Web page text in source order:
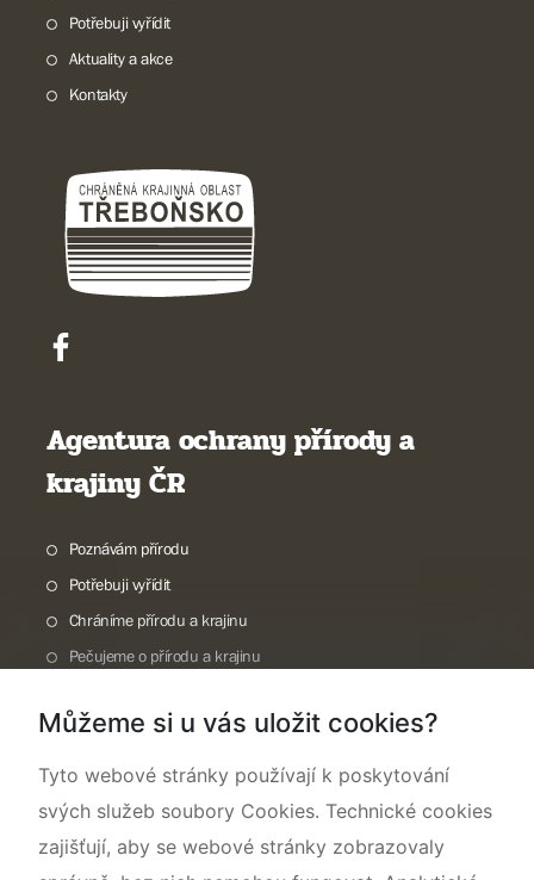
Potřebuji vyřídit
Aktuality a akce
Kontakty
Agentura ochrany přírody a
krajiny ČR
Poznávám přírodu
Potřebuji vyřídit
Chráníme přírodu a krajinu
Pečujeme o přírodu a krajinu
O nás
Můžeme si u vás uložit cookies?
Tyto webové stránky používají k poskytování
svých služeb soubory Cookies. Technické cookies
zajišťují, aby se webové stránky zobrazovaly